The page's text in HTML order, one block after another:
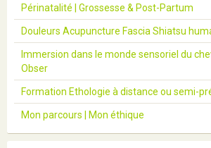
Périnatalité | Grossesse & Post-Partum
Douleurs Acupuncture Fascia Shiatsu
Immersion dans le monde sensoriel du
Obser
Formation Ethologie à distance ou semi-
Mon parcours | Mon éthique